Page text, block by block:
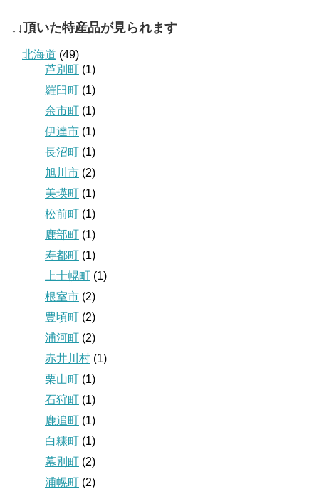
↓↓頂いた特産品が見られます
北海道 (49)
芦別町 (1)
羅臼町 (1)
余市町 (1)
伊達市 (1)
長沼町 (1)
旭川市 (2)
美瑛町 (1)
松前町 (1)
鹿部町 (1)
寿都町 (1)
上士幌町 (1)
根室市 (2)
豊頃町 (2)
浦河町 (2)
赤井川村 (1)
栗山町 (1)
石狩町 (1)
鹿追町 (1)
白糠町 (1)
幕別町 (2)
浦幌町 (2)